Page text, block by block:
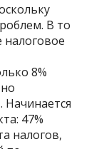
В то
налоговое
8%
47%
налогов,